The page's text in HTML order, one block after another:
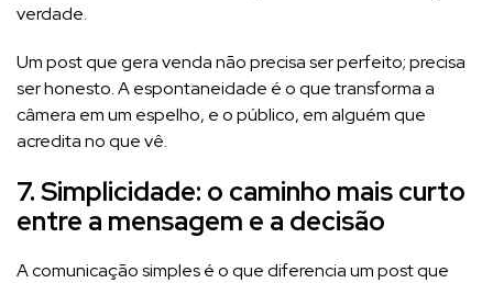
verdade.
Um post que gera venda não precisa ser perfeito; precisa
ser honesto. A espontaneidade é o que transforma a
câmera em um espelho, e o público, em alguém que
acredita no que vê.
7. Simplicidade: o caminho mais curto
entre a mensagem e a decisão
A comunicação simples é o que diferencia um post que